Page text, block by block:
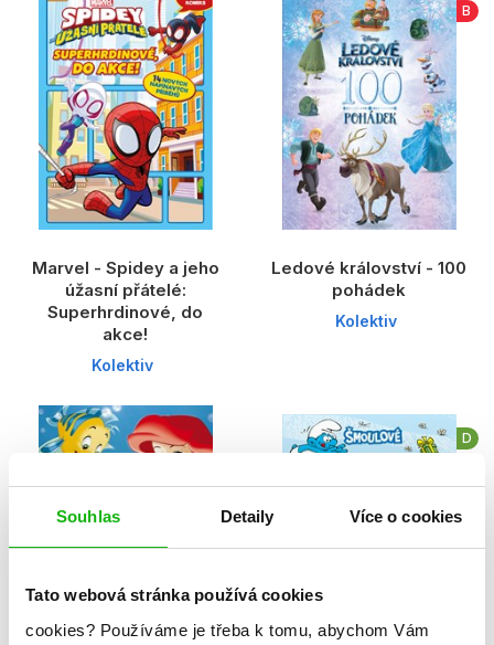
Souhlas Detaily Více o cookies
Tato webová stránka používá cookies
cookies? Používáme je třeba k tomu, abychom Vám
Marvel - Spidey a jeho
úžasní přátelé:
Superhrdinové, do
akce!
Kolektiv
B
Ledové království - 100
pohádek
Kolektiv
D